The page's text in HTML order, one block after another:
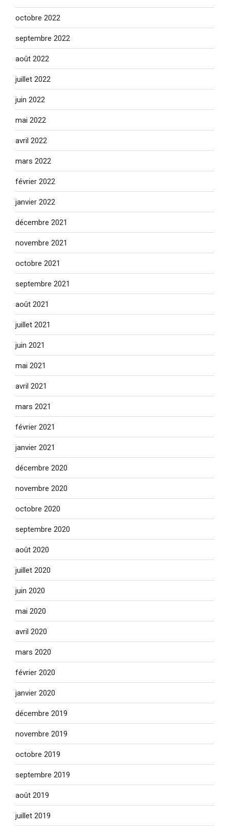
octobre 2022
septembre 2022
août 2022
juillet 2022
juin 2022
mai 2022
avril 2022
mars 2022
février 2022
janvier 2022
décembre 2021
novembre 2021
octobre 2021
septembre 2021
août 2021
juillet 2021
juin 2021
mai 2021
avril 2021
mars 2021
février 2021
janvier 2021
décembre 2020
novembre 2020
octobre 2020
septembre 2020
août 2020
juillet 2020
juin 2020
mai 2020
avril 2020
mars 2020
février 2020
janvier 2020
décembre 2019
novembre 2019
octobre 2019
septembre 2019
août 2019
juillet 2019